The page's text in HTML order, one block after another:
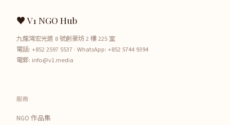
♥ V1 NGO Hub
九龍灣宏光道 8 號創豪坊 2 樓 225 室
電話: +852 2597 5537 · WhatsApp: +852 5744 9394
電郵: info@v1.media
服務
NGO 作品集